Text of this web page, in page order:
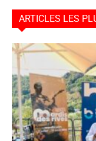
ARTICLES LES